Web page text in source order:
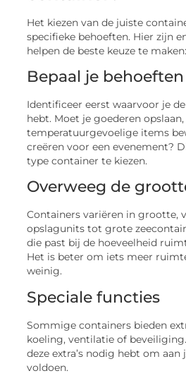
Het kiezen van de juiste
specifieke behoeften. Hier zijn
helpen de beste keuze te maken:
Bepaal je behoeften
Identificeer eerst waarvoor je
hebt. Moet je goederen opslaan,
temperatuurgevoelige items
creëren voor een evenement?
type container te kiezen.
Overweeg de
Containers variëren in grootte,
opslagunits tot grote
die past bij de hoeveelheid
Het is beter om iets meer
weinig.
Speciale functies
Sommige containers bieden
koeling, ventilatie of
deze extra’s nodig hebt om aan
voldoen.